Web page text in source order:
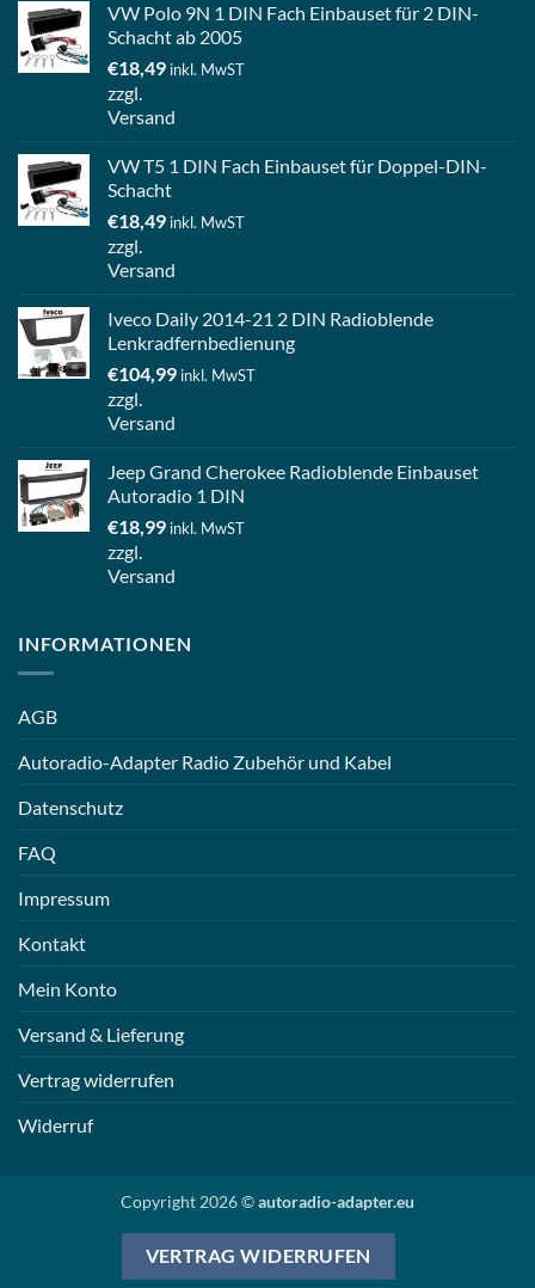
VW Polo 9N 1 DIN Fach Einbauset für 2 DIN-
Schacht ab 2005
€18,49 inkl. MwST
zzgl.
Versand
VW T5 1 DIN Fach Einbauset für Doppel-DIN-
Schacht
€18,49 inkl. MwST
zzgl.
Versand
Iveco Daily 2014-21 2 DIN Radioblende
Lenkradfernbedienung
€104,99 inkl. MwST
zzgl.
Versand
Jeep Grand Cherokee Radioblende Einbauset
Autoradio 1 DIN
€18,99 inkl. MwST
zzgl.
Versand
INFORMATIONEN
AGB
Autoradio-Adapter Radio Zubehör und Kabel
Datenschutz
FAQ
Impressum
Kontakt
Mein Konto
Versand & Lieferung
Vertrag widerrufen
Widerruf
Copyright 2026 ©autoradio-adapter.eu
VERTRAG WIDERRUFEN